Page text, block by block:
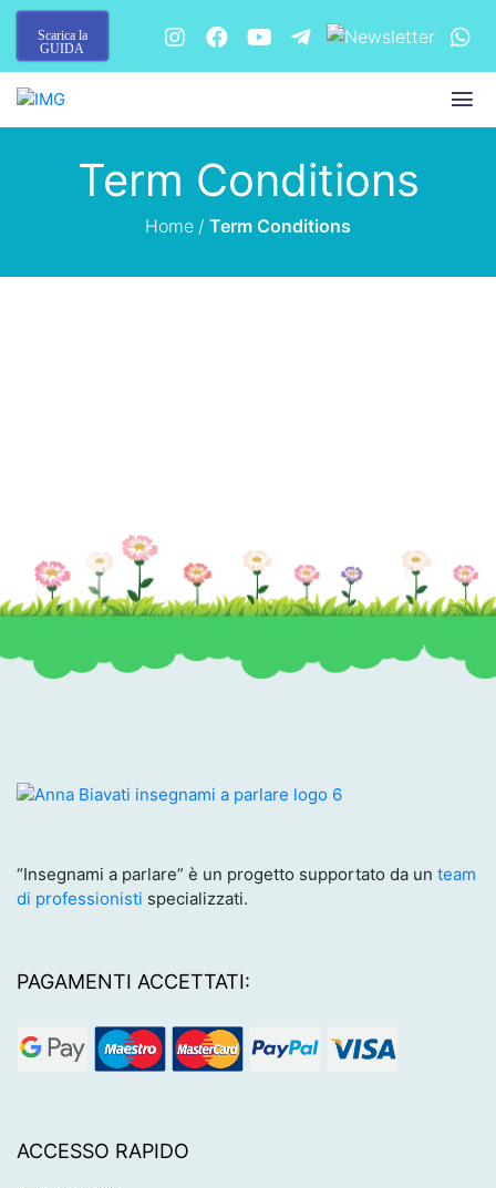
Scarica la
GUIDA
Term Conditions
Home / Term Conditions
“Insegnami a parlare” è un progetto supportato da un team
di professionisti specializzati.
PAGAMENTI ACCETTATI:
ACCESSO RAPIDO